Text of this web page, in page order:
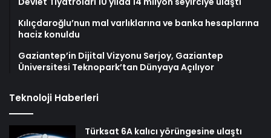
Kılıçdaroğlu’nun mal varlıklarına ve banka hesaplarına
haciz konuldu
Gaziantep’in Dijital Vizyonu Serjoy, Gaziantep
Üniversitesi Teknopark’tan Dünyaya Açılıyor
Teknoloji Haberleri
Türksat 6A kalıcı yörüngesine ulaştı